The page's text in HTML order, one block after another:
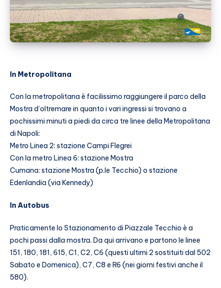
In Metropolitana
Con la metropolitana è facilissimo raggiungere il parco della
Mostra d’oltremare in quanto i vari ingressi si trovano a
pochissimi minuti a piedi da circa tre linee della Metropolitana
di Napoli:
Metro Linea 2: stazione Campi Flegrei
Con la metro Linea 6: stazione Mostra
Cumana: stazione Mostra (p.le Tecchio) o stazione
Edenlandia (via Kennedy)
In Autobus
Praticamente lo Stazionamento di Piazzale Tecchio è a
pochi passi dalla mostra. Da qui arrivano e partono le linee
151, 180, 181, 615, C1, C2, C6 (questi ultimi 2 sostituiti dal 502
Sabato e Domenica), C7, C8 e R6 (nei giorni festivi anche il
580).